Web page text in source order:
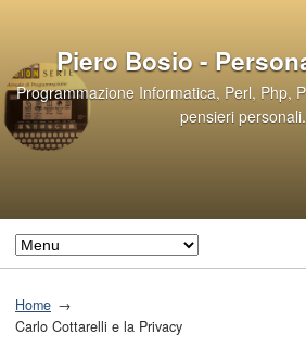
Piero Bosio -
Programmazione Informatica, Perl, Php,
pensieri personali.
Home
Carlo Cottarelli e la Privacy